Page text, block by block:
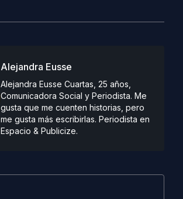
Alejandra Eusse
Alejandra Eusse Cuartas, 25 años,
Comunicadora Social y Periodista. Me
gusta que me cuenten historias, pero
me gusta más escribirlas. Periodista en
Espacio & Publicize.